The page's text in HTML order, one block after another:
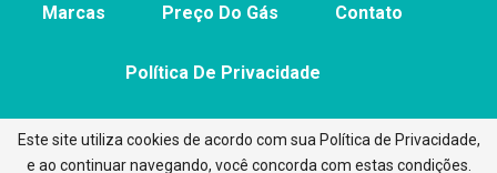
Marcas Preço Do Gás Contato
Política De Privacidade
Este site utiliza cookies de acordo com sua Política de Privacidade,
e ao continuar navegando, você concorda com estas condições.